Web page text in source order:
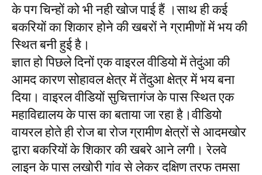
के पग चिन्हों को भी नही खोज पाई हैं ।साथ ही कई
बकरियों का शिकार होने की खबरों ने ग्रामीणों में भय की
स्थित बनी हुई है।
ज्ञात हो पिछले दिनों एक वाइरल वीडियो में तेदुंआ की
आमद कारण सोहावल क्षेत्र में तेंदुआ क्षेत्र में भय बना
दिया। वाइरल वीडियों सुचित्तागंज के पास स्थित एक
महाविद्यालय के पास का बताया जा रहा है।वीडियो
वायरल होते ही रोज बा रोज ग्रामीण क्षेत्रों से आदमखोर
द्वारा बकरियों के शिकार की खबरे आने लगी। रेलवे
लाइन के पास लखोरी गांव से लेकर दक्षिण तरफ तमसा